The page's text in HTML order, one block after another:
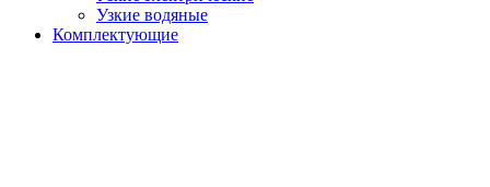
Узкие водяные
Комплектующие